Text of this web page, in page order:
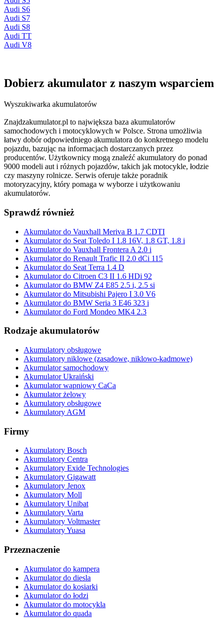
Audi S6
Audi S7
Audi S8
Audi TT
Audi V8
Dobierz akumulator z naszym wsparciem
Wyszukiwarka akumulatorów
Znajdzakumulator.pl to największa baza akumulatorów
samochodowych i motocyklowych w Polsce. Strona umożliwia
łatwy dobór odpowiedniego akumulatora do konkretnego modelu
pojazdu, bazując na informacjach dostarczanych przez
producentów. Użytkownicy mogą znaleźć akumulatory do ponad
9000 modeli aut i różnych pojazdów, takich jak motocykle, łodzie
czy maszyny rolnicze. Serwis oferuje także poradnik
motoryzacyjny, który pomaga w wyborze i użytkowaniu
akumulatorów.
Sprawdź również
Akumulator do Vauxhall Meriva B 1.7 CDTI
Akumulator do Seat Toledo I 1.8 16V, 1.8 GT, 1.8 i
Akumulator do Vauxhall Frontera A 2.0 i
Akumulator do Renault Trafic II 2.0 dCi 115
Akumulator do Seat Terra 1.4 D
Akumulator do Citroen C3 II 1.6 HDi 92
Akumulator do BMW Z4 E85 2.5 i, 2.5 si
Akumulator do Mitsubishi Pajero I 3.0 V6
Akumulator do BMW Seria 3 E46 323 i
Akumulator do Ford Mondeo MK4 2.3
Rodzaje akumulatorów
Akumulatory obsługowe
Akumulatory niklowe (zasadowe, niklowo-kadmowe)
Akumulator samochodowy
Akumulator Ukraiński
Akumulator wapniowy CaCa
Akumulator żelowy
Akumulatory obsługowe
Akumulatory AGM
Firmy
Akumulatory Bosch
Akumulatory Centra
Akumulatory Exide Technologies
Akumulatory Gigawatt
Akumulatory Jenox
Akumulatory Moll
Akumulatory Unibat
Akumulatory Varta
Akumulatory Voltmaster
Akumulatory Yuasa
Przeznaczenie
Akumulator do kampera
Akumulator do diesla
Akumulator do kosiarki
Akumulator do łodzi
Akumulator do motocykla
Akumulator do quada